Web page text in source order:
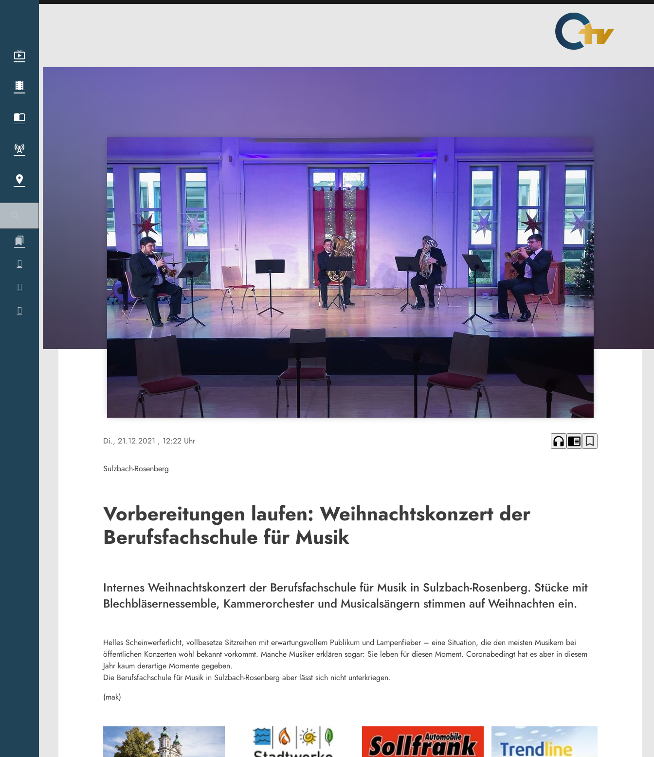
Di., 21.12.2021 , 12:22 Uhr headphones chrome_reader_mode bookmark_border
Sulzbach-Rosenberg
Vorbereitungen laufen: Weihnachtskonzert der
Berufsfachschule für Musik
Internes Weihnachtskonzert der Berufsfachschule für Musik in Sulzbach-Rosenberg. Stücke mit
Blechbläsernessemble, Kammerorchester und Musicalsängern stimmen auf Weihnachten ein.
Helles Scheinwerferlicht, vollbesetze Sitzreihen mit erwartungsvollem Publikum und Lampenfieber – eine Situation, die den meisten Musikern bei
öffentlichen Konzerten wohl bekannt vorkommt. Manche Musiker erklären sogar: Sie leben für diesen Moment. Coronabedingt hat es aber in diesem
Jahr kaum derartige Momente gegeben.
Die Berufsfachschule für Musik in Sulzbach-Rosenberg aber lässt sich nicht unterkriegen.
(mak)